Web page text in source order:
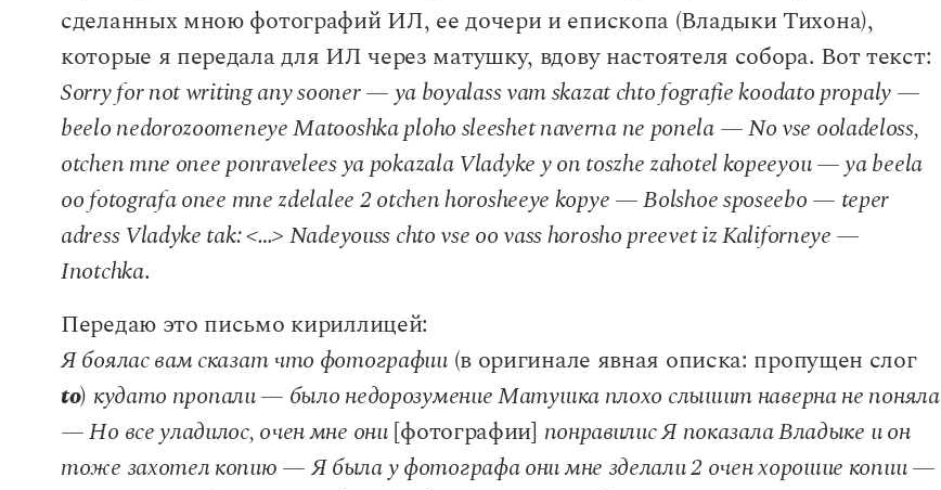
сделанных мною фотографий ИЛ, ее дочери и епископа (Владыки Тихона),
которые я передала для ИЛ через матушку, вдову настоятеля собора. Вот текст:
Sorry for not writing any sooner — ya boyalass vam skazat chto fografie koodato propaly —
beelo nedorozoomeneye Matooshka ploho sleeshet naverna ne ponela — No vse ooladeloss,
otchen mne onee ponravelees ya pokazala Vladyke y on toszhe zahotel kopeeyou — ya beela
oo fotografa onee mne zdelalee 2 otchen horosheeye kopye — Bolshoe sposeebo — teper
adress Vladyke tak: <…> Nadeyouss chto vse oo vass horosho preevet iz Kaliforneye —
Inotchka.
Передаю это письмо кириллицей:
Я боялас вам сказат что фотографии(в оригинале явная описка: пропущен слог
to) кудато пропали — было недорозумение Матушка плохо слышит наверна не поняла
— Но все уладилос, очен мне они[фотографии] понравилис Я показала Владыке и он
тоже захотел копию — Я была у фотографа они мне зделали 2 очен хорошие копии —